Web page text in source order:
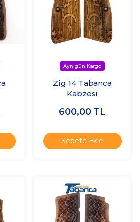
Zig 14 Tabanca
Kabzesi
600,00 TL
Sepete Ekle